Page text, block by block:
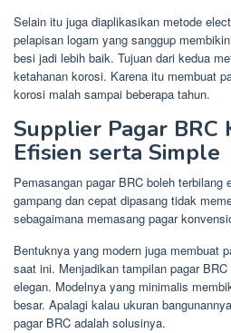
Selain itu juga diaplikasikan metode
pelapisan logam yang sanggup
besi jadi lebih baik. Tujuan dari kedua
ketahanan korosi. Karena itu membuat
korosi malah sampai beberapa tahun.
Supplier Pagar BRC
Efisien serta Simple
Pemasangan pagar BRC boleh
gampang dan cepat dipasang tidak
sebagaimana memasang pagar
Bentuknya yang modern juga membuat
saat ini. Menjadikan tampilan pagar
elegan. Modelnya yang minimalis
besar. Apalagi kalau ukuran
pagar BRC adalah solusinya.